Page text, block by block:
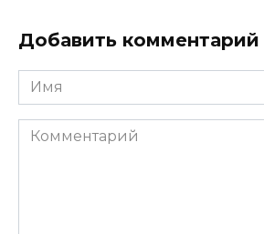
Добавить комментарий
Имя
Комментарий